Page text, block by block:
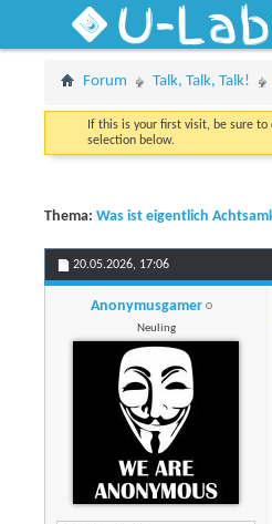
U-
Forum Talk, Talk, Talk!
If this is your first visit, be sure to
selection below.
Thema:Was ist eigentlich
20.05.2026, 17:06
Anonymusgamer
Neuling